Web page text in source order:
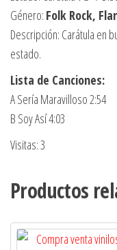
Género: Folk Rock,
Descripción: Carátula en
estado.
Lista de Canciones:
A Sería Maravilloso 2:54
B Soy Así 4:03
Visitas: 3
Productos